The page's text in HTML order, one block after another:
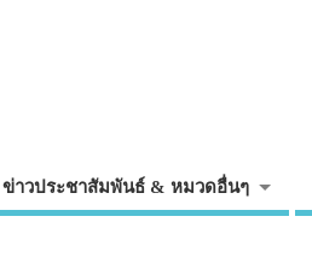
ข่าวประชาสัมพันธ์ & หมวดอื่นๆ